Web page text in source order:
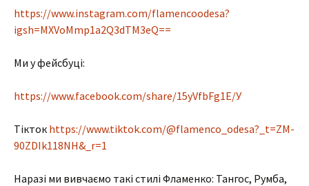
https://www.instagram.com/flamencoodesa?
igsh=MXVoMmp1a2Q3dTM3eQ==
Ми у фейсбуці:
https://www.facebook.com/share/15yVfbFg1E/У
Тікток https://www.tiktok.com/@flamenco_odesa?_t=ZM-
90ZDIk118NH&_r=1
Наразі ми вивчаємо такі стилі Фламенко: Тангос, Румба,